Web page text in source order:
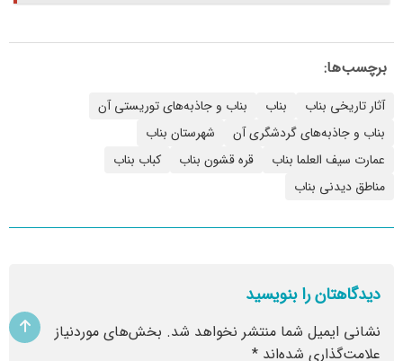
برچسب‌ها:
آثار تاریخی بناب بناب
بناب و جاذبه‌های توریستی آن
بناب و جاذبه‌های گردشگری آن
شهرستان بناب
عمارت سیف العلما بناب
قره قشون بناب
کباب بناب
مناطق دیدنی بناب
دیدگاهتان را بنویسید
نشانی ایمیل شما منتشر نخواهد شد. بخش‌های موردنیاز
علامت‌گذاری شده‌اند *